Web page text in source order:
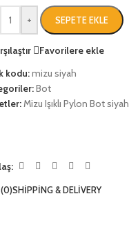
+ SEPETE EKLE
Favorilere ekle
kodu:mizu siyah
Bot
Mizu Işıklı Pylon Bot siyah
(0)SHIPPING & DELIVERY